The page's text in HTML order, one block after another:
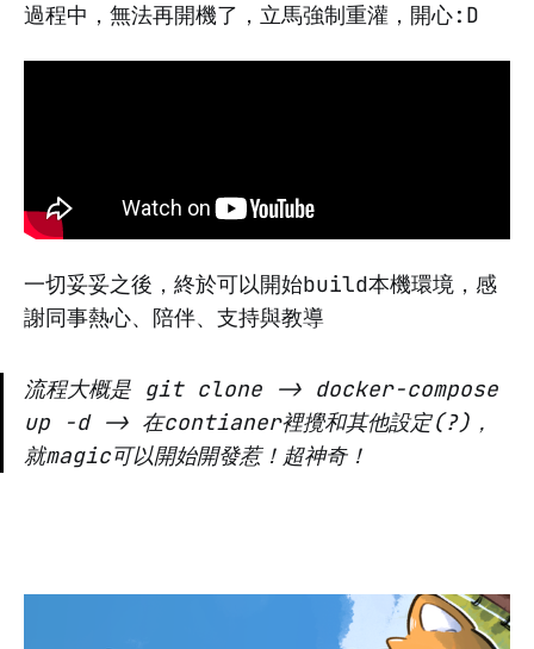
過程中，無法再開機了，立馬強制重灌，開心:D
一切妥妥之後，終於可以開始build本機環境，感
謝同事熱心、陪伴、支持與教導
流程大概是 git clone -> docker-compose
up -d -> 在contianer裡攪和其他設定(?)，
就magic可以開始開發惹！超神奇！